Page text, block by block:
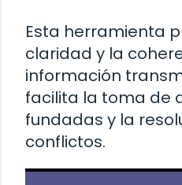
Esta herramienta
claridad y la
información
facilita la toma de
fundadas y la
conflictos.